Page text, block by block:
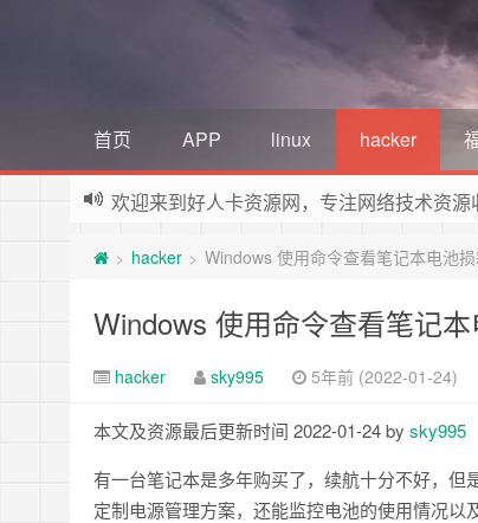
首页 APP linux hacker
欢迎来到好人卡资源网，专注网络技术资
> hacker > Windows 使用命令查看笔记本电池
Windows 使用命令查看笔记
hacker sky995 5年前 (2022-01-24)
本文及资源最后更新时间 2022-01-24 by sky995
有一台笔记本是多年购买了，续航十分不好，
定制电源管理方案，还能监控电池的使用情况